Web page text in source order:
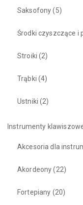
Saksofony(5)
Środki czyszczące i
Stroiki (2)
Trąbki (4)
Ustniki (2)
Instrumenty
Akcesoria dla
Akordeony(22)
Fortepiany (20)